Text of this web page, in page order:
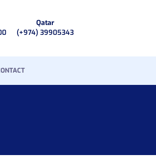
Qatar
(+974) 39905343